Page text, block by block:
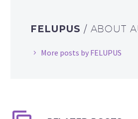
FELUPUS / ABOUT
More posts by FELUPUS